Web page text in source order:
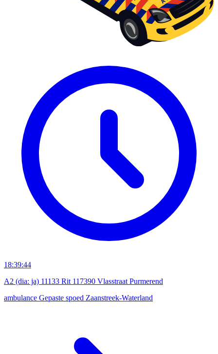
18:39:44
A2 (dia: ja) 11133 Rit 117390 Vlasstraat Purmerend
ambulance Gepaste spoed Zaanstreek-Waterland